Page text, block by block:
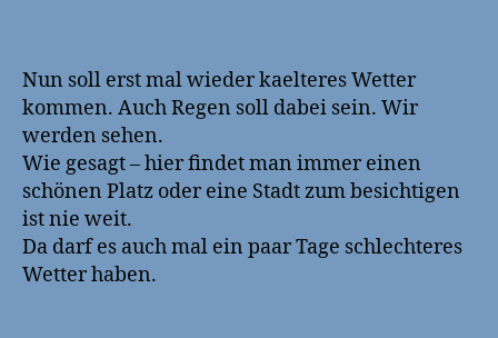
Nun soll erst mal wieder kaelteres Wetter
kommen. Auch Regen soll dabei sein. Wir
werden sehen.
Wie gesagt – hier findet man immer einen
schönen Platz oder eine Stadt zum besichtigen
ist nie weit.
Da darf es auch mal ein paar Tage schlechteres
Wetter haben.